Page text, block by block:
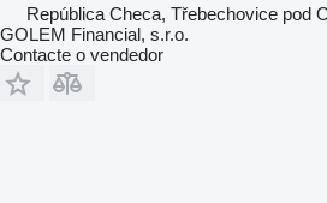
República Checa, Třebechovice pod
GOLEM Financial, s.r.o.
Contacte o vendedor